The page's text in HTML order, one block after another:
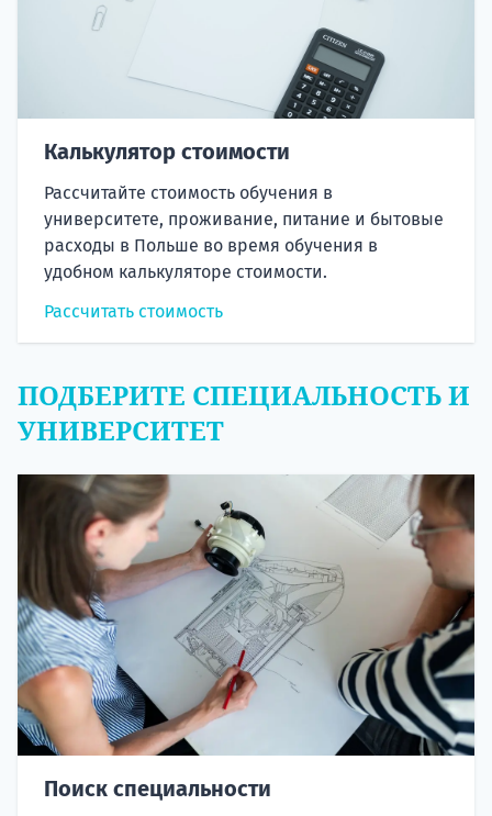
Калькулятор стоимости
Рассчитайте стоимость обучения в
университете, проживание, питание и бытовые
расходы в Польше во время обучения в
удобном калькуляторе стоимости.
Рассчитать стоимость
ПОДБЕРИТЕ СПЕЦИАЛЬНОСТЬ И
УНИВЕРСИТЕТ
Поиск специальности